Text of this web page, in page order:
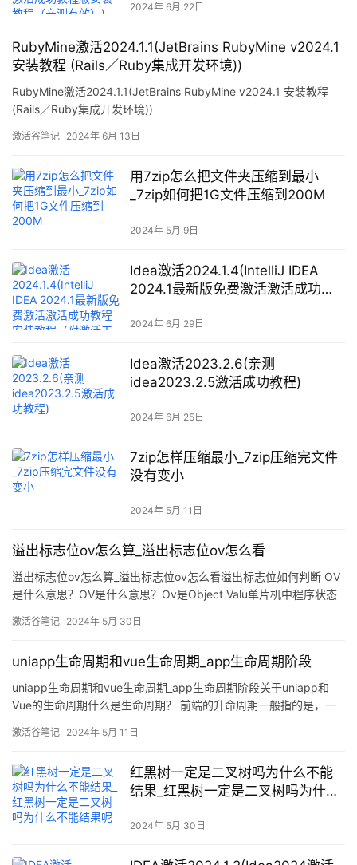
（亲测有效）)
2024年 6月 22日
RubyMine激活2024.1.1(JetBrains RubyMine v2024.1
安装教程 (Rails／Ruby集成开发环境))
RubyMine激活2024.1.1(JetBrains RubyMine v2024.1 安装教程
(Rails／Ruby集成开发环境))
激活谷笔记 2024年 6月 13日
用7zip怎么把文件夹压缩到最小
_7zip如何把1G文件压缩到200M
2024年 5月 9日
Idea激活2024.1.4(IntelliJ IDEA
2024.1最新版免费激活激活成功教
码）-永久持续更新)
2024年 6月 29日
Idea激活2023.2.6(亲测
idea2023.2.5激活成功教程)
2024年 6月 25日
7zip怎样压缩最小_7zip压缩完文件
没有变小
2024年 5月 11日
溢出标志位ov怎么算_溢出标志位ov怎么看
溢出标志位ov怎么算_溢出标志位ov怎么看溢出标志位如何判断 OV
是什么意思？OV是什么意思？Ov是Object Valu单片机中程序状态
序状态字)寄存器包括C、AC、RS1、RS0、OV、P等几
激活谷笔记 2024年 5月 30日
uniapp生命周期和vue生命周期_app生命周期阶段
uniapp生命周期和vue生命周期_app生命周期阶段关于uniapp和
Vue的生命周期什么是生命周期？ 前端的升命周期一般指的是，一
像人的一生一样，从出生，到工作，到死去。 生命周期有什
激活谷笔记 2024年 5月 11日
红黑树一定是二叉树吗为什么不能
结果_红黑树一定是二叉树吗为什么
2024年 5月 30日